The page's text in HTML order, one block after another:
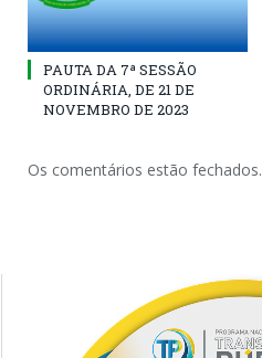
PAUTA DA 7ª SESSÃO
ORDINÁRIA, DE 21 DE
NOVEMBRO DE 2023
Os comentários estão fechados.